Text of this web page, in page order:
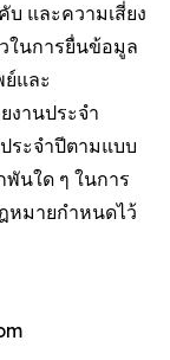
บ และความเสี่ยง
ในการยื่นข้อมูล
และ
งานประจำ
ระจำปีตามแบบ
นใด ๆ ในการ
หมายกำหนดไว้